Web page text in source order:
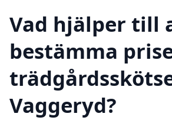
Vad hjälper till
bestämma
Vaggeryd?